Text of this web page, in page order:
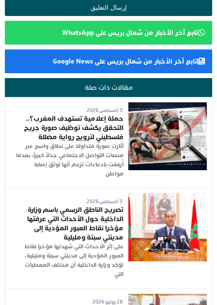
تابع آخر الأخبار من شمال بريس على WhatsApp
تابع آخر الأخبار من شمال بريس على Google News
مقالات ذات صلة
5 أغسطس 2026
حملة إعلامية تستهدف المغرب؟..
التحقق يكشف توظيف صورة جريح
فلسطيني لترويج رواية مضللة
أثارت صورة متداولة على نطاق واسع عبر
منصات التواصل الاجتماعي جدلاً كبيراً، بعدما
أُرفقت بادعاءات تزعم أنها توثق إصابة
مواطن
تصريح الناطق الرسمي باسم وزارة
الداخلية حول الأحداث التي عرفتها
مؤخرا نقاط العبور المؤدية إلى
مدينتي سبتة ومليلية
على إثر الأحداث التي شهدتها مؤخرا نقاط
العبور المؤدية إلى مدينتي سبتة ومليلية،
تؤكد وزارة الداخلية أن مختلف المعطيات
التي
28 يوليو 2026